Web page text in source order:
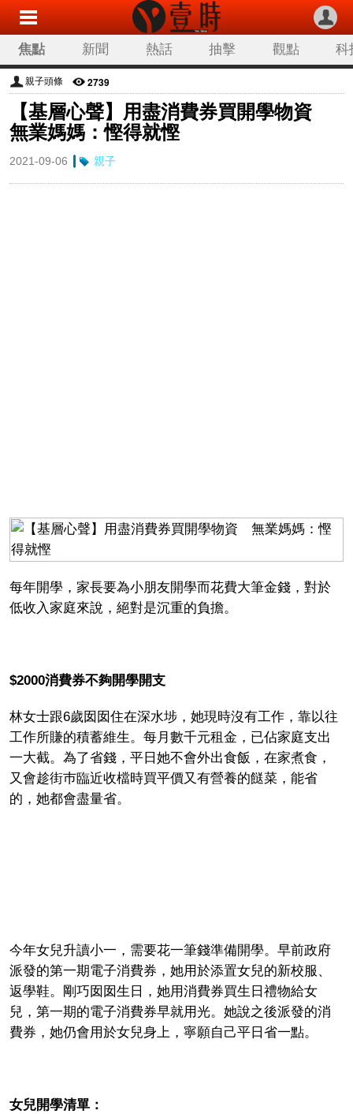
焦點 新聞 熱話 抽擊 觀點 科
親子頭條 2739
【基層心聲】用盡消費券買開學物資
無業媽媽：慳得就慳
2021-09-06 親子
每年開學，家長要為小朋友開學而花費大筆金錢，對於
低收入家庭來說，絕對是沉重的負擔。
$2000消費券不夠開學開支
林女士跟6歲囡囡住在深水埗，她現時沒有工作，靠以往
工作所賺的積蓄維生。每月數千元租金，已佔家庭支出
一大截。為了省錢，平日她不會外出食飯，在家煮食，
又會趁街巿臨近收檔時買平價又有營養的餸菜，能省
的，她都會盡量省。
今年女兒升讀小一，需要花一筆錢準備開學。早前政府
派發的第一期電子消費券，她用於添置女兒的新校服、
返學鞋。剛巧囡囡生日，她用消費券買生日禮物給女
兒，第一期的電子消費券早就用光。她說之後派發的消
費券，她仍會用於女兒身上，寧願自己平日省一點。
女兒開學清單：